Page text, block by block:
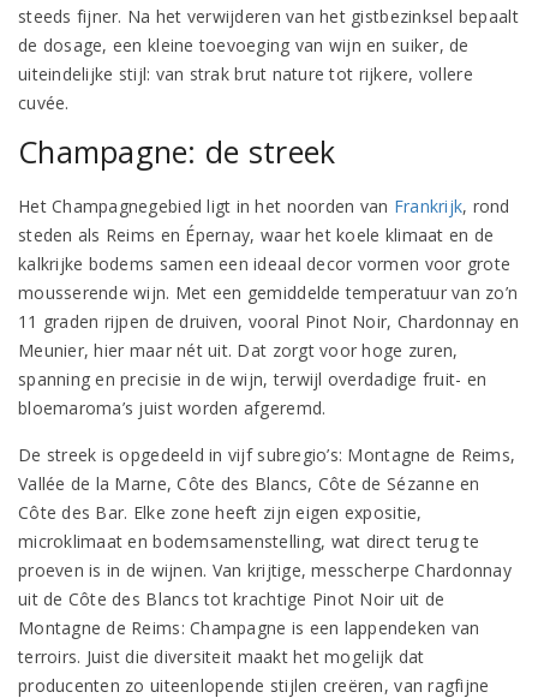
steeds fijner. Na het verwijderen van het gistbezinksel bepaalt
de dosage, een kleine toevoeging van wijn en suiker, de
uiteindelijke stijl: van strak brut nature tot rijkere, vollere
cuvée.
Champagne: de streek
Het Champagnegebied ligt in het noorden van Frankrijk, rond
steden als Reims en Épernay, waar het koele klimaat en de
kalkrijke bodems samen een ideaal decor vormen voor grote
mousserende wijn. Met een gemiddelde temperatuur van zo’n
11 graden rijpen de druiven, vooral Pinot Noir, Chardonnay en
Meunier, hier maar nét uit. Dat zorgt voor hoge zuren,
spanning en precisie in de wijn, terwijl overdadige fruit- en
bloemaroma’s juist worden afgeremd.
De streek is opgedeeld in vijf subregio’s: Montagne de Reims,
Vallée de la Marne, Côte des Blancs, Côte de Sézanne en
Côte des Bar. Elke zone heeft zijn eigen expositie,
microklimaat en bodemsamenstelling, wat direct terug te
proeven is in de wijnen. Van krijtige, messcherpe Chardonnay
uit de Côte des Blancs tot krachtige Pinot Noir uit de
Montagne de Reims: Champagne is een lappendeken van
terroirs. Juist die diversiteit maakt het mogelijk dat
producenten zo uiteenlopende stijlen creëren, van ragfijne